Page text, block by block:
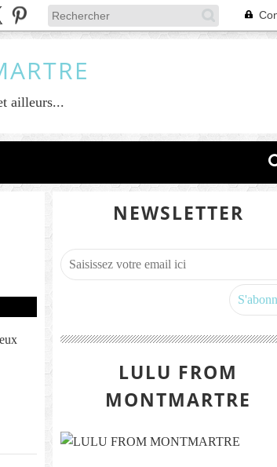
ailleurs...
NEWSLETTER
LULU FROM
MONTMARTRE